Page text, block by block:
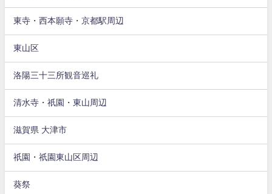
東寺・西本願寺・京都駅周辺
東山区
洛陽三十三所観音巡礼
清水寺・祇園・東山周辺
滋賀県 大津市
祇園・祇園東山区周辺
葵祭